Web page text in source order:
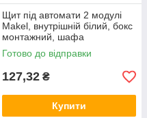
Щит під автомати 2 модулі
Makel, внутрішній білий, бокс
монтажний, шафа
розподільна врізна, Макел
Готово до відправки
127,32 ₴
Купити